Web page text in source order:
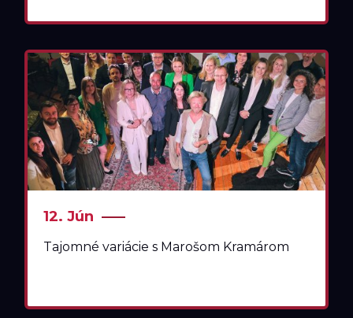
12. Jún
Tajomné variácie s Marošom Kramárom